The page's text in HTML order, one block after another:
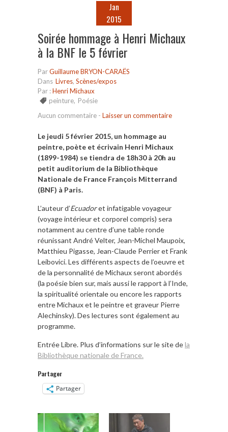
Jan
2015
Soirée hommage à Henri Michaux
à la BNF le 5 février
ParGuillaume BRYON-CARAËS
Dans Livres, Scènes/expos
Par :Henri Michaux
peinture, Poésie
Aucun commentaire - Laisser un commentaire
Le jeudi 5 février 2015, un hommage au
peintre, poète et écrivain Henri Michaux
(1899-1984) se tiendra de 18h30 à 20h au
petit auditorium de la Bibliothèque
Nationale de France François Mitterrand
(BNF) à Paris.
L’auteur d’Ecuadoret infatigable voyageur
(voyage intérieur et corporel compris) sera
notamment au centre d’une table ronde
réunissant André Velter, Jean-Michel Maupoix,
Matthieu Pigasse, Jean-Claude Perrier et Frank
Leibovici. Les différents aspects de l’oeuvre et
de la personnalité de Michaux seront abordés
(la poésie bien sur, mais aussi le rapport à l’Inde,
la spiritualité orientale ou encore les rapports
entre Michaux et le peintre et graveur Pierre
Alechinsky). Des lectures sont également au
programme.
Entrée Libre. Plus d’informations sur le site dela
Bibliothèque nationale de France.
Partager
Partager